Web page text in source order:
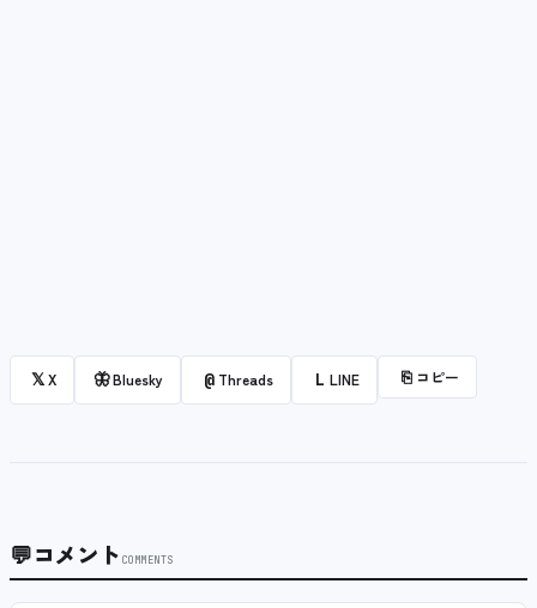
𝕏X 🦋Bluesky @ Threads L LINE ⎘ コピー
💬コメント COMMENTS